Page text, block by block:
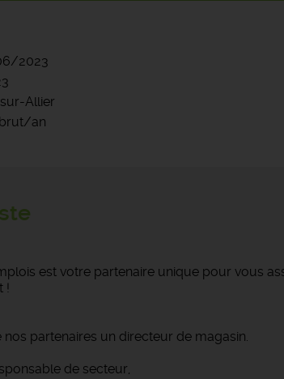
2023
Allier
an
est votre partenaire unique pour vous
!
partenaires un directeur de magasin.
de secteur,